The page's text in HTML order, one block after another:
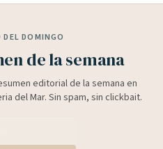
DOMINGO
de la semana
editorial de la semana en
del Mar. Sin spam, sin clickbait.